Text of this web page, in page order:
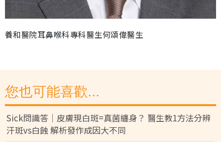
養和醫院耳鼻喉科專科醫生何頌偉醫生
您也可能喜歡...
Sick問識答｜皮膚現白斑=真菌纏身？ 醫生教1方法分辨
汗斑vs白蝕 解析發作成因大不同